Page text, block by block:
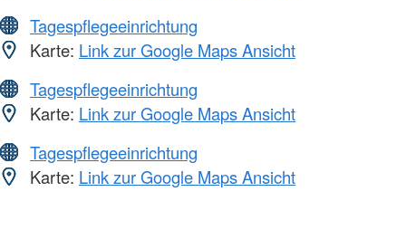
Tagespflegeeinrichtung
Karte: Link zur Google Maps Ansicht
Tagespflegeeinrichtung
Karte: Link zur Google Maps Ansicht
Tagespflegeeinrichtung
Karte: Link zur Google Maps Ansicht